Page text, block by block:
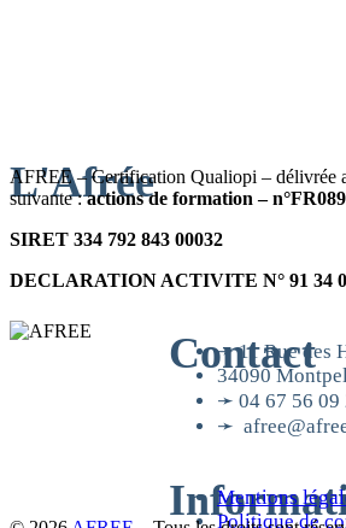
L'Afrée
AFREE – Certification Qualiopi – délivrée
suivante :actions de formation –
SIRET 334 792 843 00032
DECLARATION ACTIVITE N° 91 34
Contact
➛ 11 Rue des
34090
➛ 04 67 56 09
➛
Mentions
Politique de